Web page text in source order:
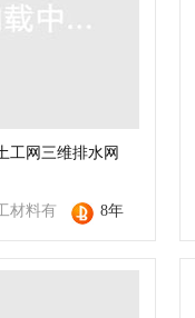
工网三维排水网
材料有 8年